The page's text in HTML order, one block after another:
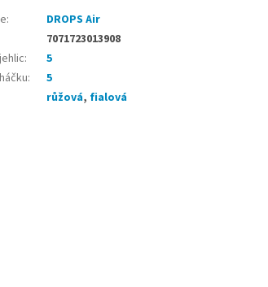
:
DROPS Air
7071723013908
:
5
:
5
růžová, fialová